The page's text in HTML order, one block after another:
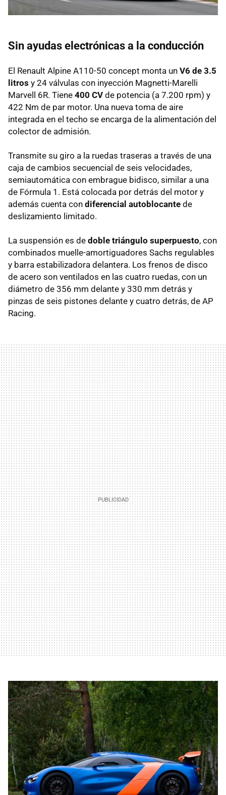
Sin ayudas electrónicas a la conducción
El Renault Alpine A110-50 concept monta un V6 de 3.5
litros y 24 válvulas con inyección Magnetti-Marelli
Marvell 6R. Tiene 400 CV de potencia (a 7.200 rpm) y
422 Nm de par motor. Una nueva toma de aire
integrada en el techo se encarga de la alimentación del
colector de admisión.
Transmite su giro a la ruedas traseras a través de una
caja de cambios secuencial de seis velocidades,
semiautomática con embrague bidisco, similar a una
de Fórmula 1. Está colocada por detrás del motor y
además cuenta con diferencial autoblocante de
deslizamiento limitado.
La suspensión es de doble triángulo superpuesto, con
combinados muelle-amortiguadores Sachs regulables
y barra estabilizadora delantera. Los frenos de disco
de acero son ventilados en las cuatro ruedas, con un
diámetro de 356 mm delante y 330 mm detrás y
pinzas de seis pistones delante y cuatro detrás, de AP
Racing.